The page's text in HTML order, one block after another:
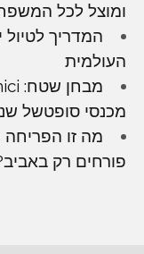
ומוצל לכל
המדריך לטיול
העולמית
מכנסי סופטשל
מה זו
פורחים רק